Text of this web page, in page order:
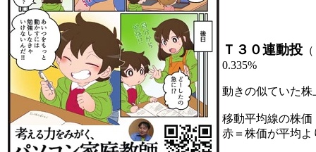
Ｔ３０連動投 （
0.335%
動きの似ていた
移動平均線の株価
赤＝株価が平均